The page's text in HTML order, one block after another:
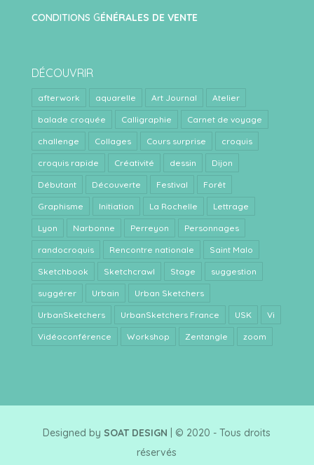
CONDITIONS GÉNÉRALES DE VENTE
DÉCOUVRIR
afterwork aquarelle Art Journal Atelier
balade croquée Calligraphie Carnet de voyage
challenge Collages Cours surprise croquis
croquis rapide Créativité dessin Dijon
Débutant Découverte Festival Forêt
Graphisme Initiation La Rochelle Lettrage
Lyon Narbonne Perreyon Personnages
randocroquis Rencontre nationale Saint Malo
Sketchbook Sketchcrawl Stage suggestion
suggérer Urbain Urban Sketchers
UrbanSketchers UrbanSketchers France USK Vi
Vidéoconférence Workshop Zentangle zoom
Designed by SOAT DESIGN | © 2020 - Tous droits
réservés